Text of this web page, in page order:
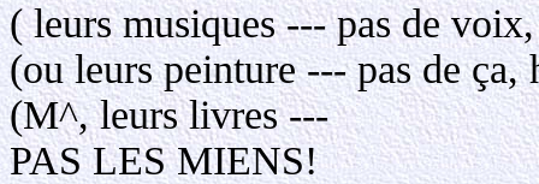
( leurs musiques --- pas de
(ou leurs peinture --- pas de ça,
(M^, leurs
PAS LES